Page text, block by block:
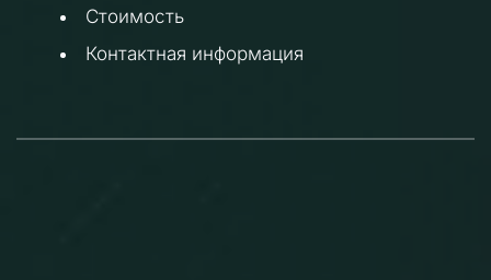
Стоимость
Контактная информация